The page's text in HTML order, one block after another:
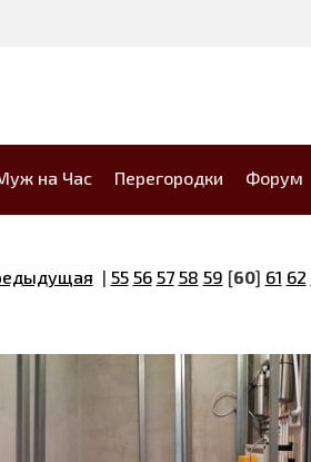
на Час Перегородки Форум
| 55 56 57 58 59 [60] 61 62